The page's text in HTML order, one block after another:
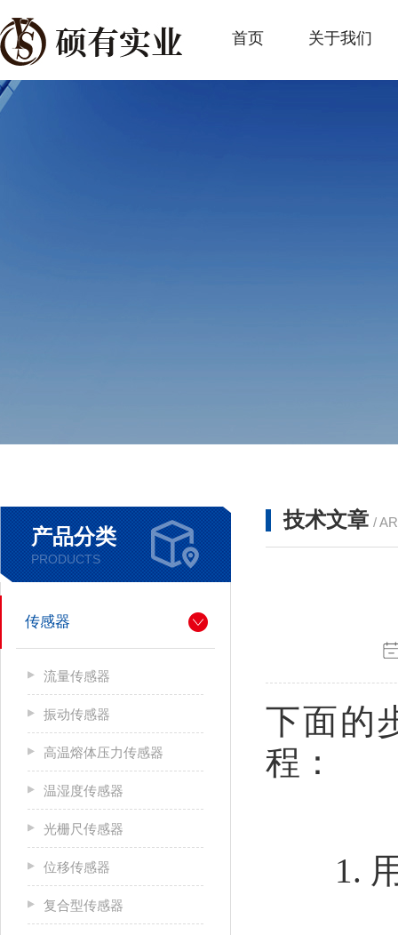
首页 关于我们
产品分类
PRODUCTS
传感器
流量传感器
振动传感器
高温熔体压力传感器
温湿度传感器
光栅尺传感器
位移传感器
复合型传感器
技术文章 /
下面的
程：
1. 用